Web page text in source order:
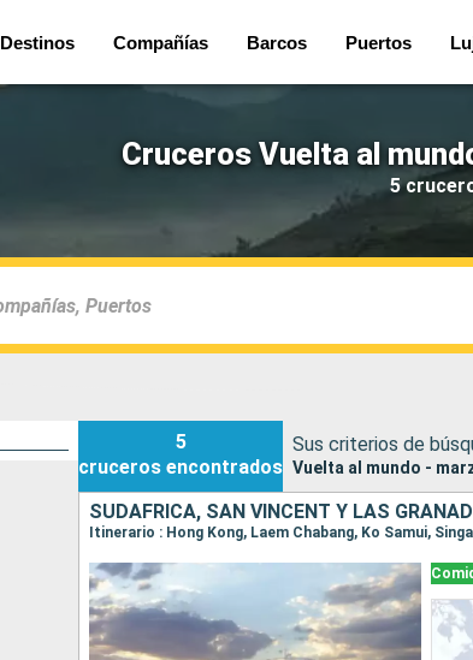
Destinos Compañías Barcos Puertos
Cruceros Vuelta al
5
5
cruceros encontrados
Sus criterios de
Vuelta al mundo -